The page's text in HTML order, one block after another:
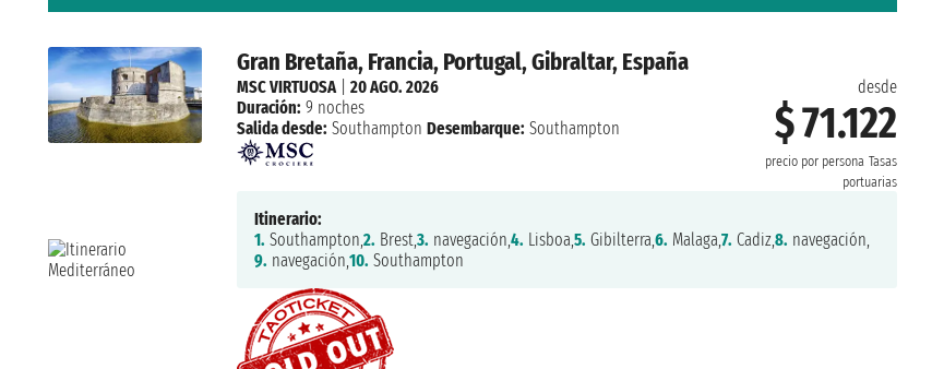
Gran Bretaña, Francia, Portugal, Gibraltar, España
desde
$ 71.122
precio por persona Tasas
portuarias
MSC VIRTUOSA|20 AGO. 2026
Duración: 9 noches
Salida desde: Southampton Desembarque: Southampton
Itinerario:
1. Southampton,2. Brest,3. navegación,4. Lisboa,5. Gibilterra,6. Malaga,7. Cadiz,8. navegación,
9. navegación,10. Southampton